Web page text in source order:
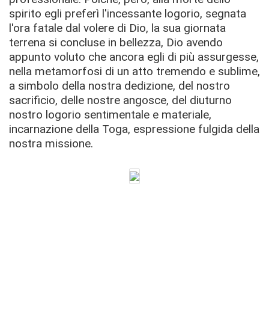
spirito egli preferì l'incessante logorio, segnata
l'ora fatale dal volere di Dio, la sua giornata
terrena si concluse in bellezza, Dio avendo
appunto voluto che ancora egli di più assurgesse,
nella metamorfosi di un atto tremendo e sublime,
a simbolo della nostra dedizione, del nostro
sacrificio, delle nostre angosce, del diuturno
nostro logorio sentimentale e materiale,
incarnazione della Toga, espressione fulgida della
nostra missione.